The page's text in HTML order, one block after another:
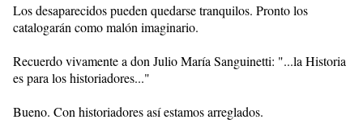
Los desaparecidos pueden quedarse tranquilos. Pronto los
catalogarán como malón imaginario.
Recuerdo vivamente a don Julio María Sanguinetti: "...la Historia
es para los historiadores..."
Bueno. Con historiadores así estamos arreglados.